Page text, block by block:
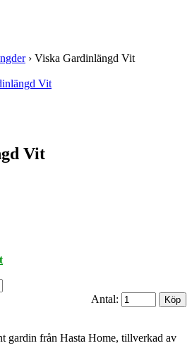
› Viska Gardinlängd Vit
Vit
Antal:
gardin från Hasta Home, tillverkad av